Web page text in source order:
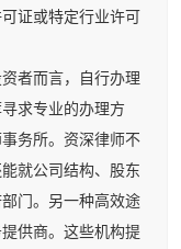
证或特定行业许可
者而言，自行办理
求专业的办理方
务所。资深律师不
就公司结构、股东
门。另一种高效途
供商。这些机构提